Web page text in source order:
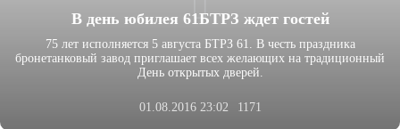
В день юбилея 61БТРЗ ждет гостей
75 лет исполняется 5 августа БТРЗ 61. В честь праздника
бронетанковый завод приглашает всех желающих на традиционный
День открытых дверей.
01.08.2016 23:02 1171